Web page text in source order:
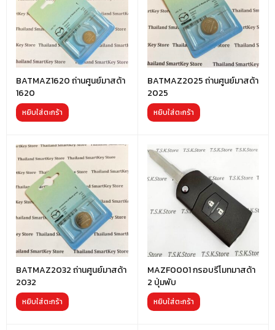
BATMAZ1620 ถ่านศูนย์มาสด้า
1620
หยิบใส่ตะกร้า
BATMAZ2025 ถ่านศูนย์มาสด้า
2025
หยิบใส่ตะกร้า
BATMAZ2032 ถ่านศูนย์มาสด้า
2032
หยิบใส่ตะกร้า
MAZF0001 กรอบรีโมทมาสด้า
2 ปุ่มพับ
หยิบใส่ตะกร้า